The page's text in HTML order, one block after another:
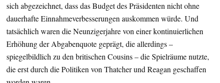
sich abgezeichnet, dass das Budget des Präsidenten nicht ohne
dauerhafte Einnahmeverbesserungen auskommen würde. Und
tatsächlich waren die Neunzigerjahre von einer kontinuierlichen
Erhöhung der Abgabenquote geprägt, die allerdings –
spiegelbildlich zu den britischen Cousins – die Spielräume nutzte,
die erst durch die Politiken von Thatcher und Reagan geschaffen